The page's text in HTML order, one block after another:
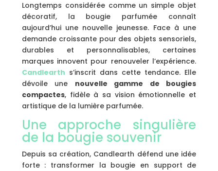
Longtemps considérée comme un simple objet
décoratif, la bougie parfumée connaît
aujourd’hui une nouvelle jeunesse. Face à une
demande croissante pour des objets sensoriels,
durables et personnalisables, certaines
marques innovent pour renouveler l’expérience.
Candlearth s’inscrit dans cette tendance. Elle
dévoile une nouvelle gamme de bougies
compactes, fidèle à sa vision émotionnelle et
artistique de la lumière parfumée.
Une approche singulière
de la bougie souvenir
Depuis sa création, Candlearth défend une idée
forte : transformer la bougie en support de